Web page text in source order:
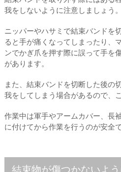
我をしないように注意しましょう。
ニッパーやハサミで結束バンドを
ると手が痛くなってしまったり、
ンでかぎ爪を押す際に誤って手を
があります。
また、結束バンドを切断した後の
我をしてしまう場合があるので、
作業中は軍手やアームカバー、長
に付けてから作業を行うのが安全
結束物が傷つかないよ